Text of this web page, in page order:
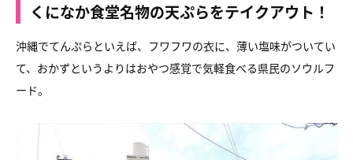
くになか食堂名物の天ぷらをテイクアウト！
沖縄でてんぷらといえば、フワフワの衣に、薄い塩味がついてい
て、おかずというよりはおやつ感覚で気軽食べる県民のソウルフ
ード。